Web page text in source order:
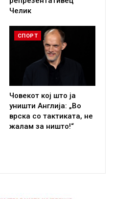
Челик
СПОРТ
Човекот кој што ја
уништи Англија: „Во
врска со тактиката, не
жалам за ништо!“